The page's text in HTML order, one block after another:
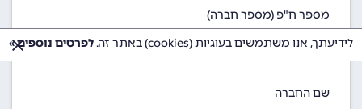
מספר ח"פ (מספר חברה)
510002272
שם החברה
לידיעתך, אנו משתמשים בעוגיות (cookies) באתר זה. לפרטים נוספים »